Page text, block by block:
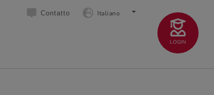
Contatto Italiano
LOGIN